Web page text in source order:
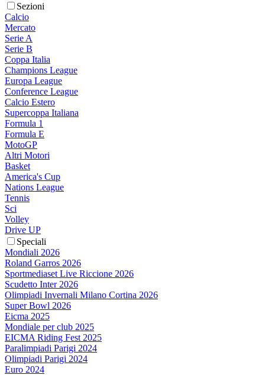
Sezioni
Calcio
Mercato
Serie A
Serie B
Coppa Italia
Champions League
Europa League
Conference League
Calcio Estero
Supercoppa Italiana
Formula 1
Formula E
MotoGP
Altri Motori
Basket
America's Cup
Nations League
Tennis
Sci
Volley
Drive UP
Speciali
Mondiali 2026
Roland Garros 2026
Sportmediaset Live Riccione 2026
Scudetto Inter 2026
Olimpiadi Invernali Milano Cortina 2026
Super Bowl 2026
Eicma 2025
Mondiale per club 2025
EICMA Riding Fest 2025
Paralimpiadi Parigi 2024
Olimpiadi Parigi 2024
Euro 2024